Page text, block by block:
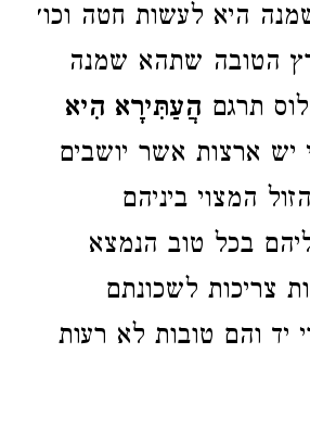
היא לעשות חטה וכו׳
הטובה שתהא שמנה
תרגם הֲעַתִּירָא הִיא
יש ארצות אשר יושבים
המצוי ביניהם
בכל טוב הנמצא
צריכות לשכונתם
יד והם טובות לא רעות